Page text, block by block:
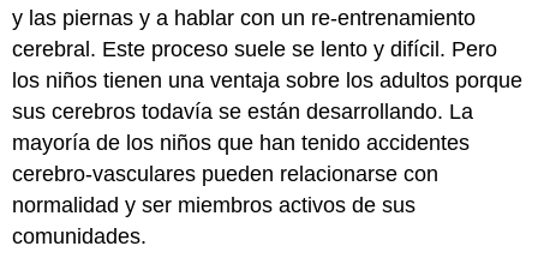
y las piernas y a hablar con un re-entrenamiento
cerebral. Este proceso suele se lento y difícil. Pero
los niños tienen una ventaja sobre los adultos porque
sus cerebros todavía se están desarrollando. La
mayoría de los niños que han tenido accidentes
cerebro-vasculares pueden relacionarse con
normalidad y ser miembros activos de sus
comunidades.